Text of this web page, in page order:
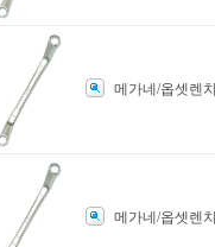
메가네/옵셋렌
메가네/옵셋렌